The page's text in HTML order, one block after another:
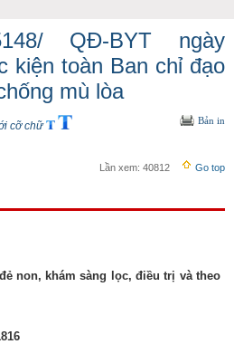
QĐ-BYT ngày
kiện toàn Ban chỉ đạo
mù lòa
cỡ chữ Bản in
Lần xem: 40812 Go top
non, khám sàng lọc, điều trị và theo